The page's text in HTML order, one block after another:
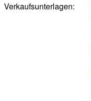
Verkaufsunterlagen: